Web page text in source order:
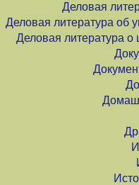
Деловая
Деловая литература об
Деловая литература о